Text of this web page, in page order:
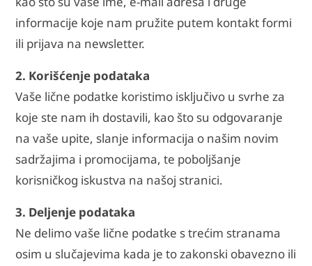
informacije koje nam pružite putem kontakt formi
ili prijava na newsletter.
2. Korišćenje podataka
Vaše lične podatke koristimo isključivo u svrhe za
koje ste nam ih dostavili, kao što su odgovaranje
na vaše upite, slanje informacija o našim novim
sadržajima i promocijama, te poboljšanje
korisničkog iskustva na našoj stranici.
3. Deljenje podataka
Ne delimo vaše lične podatke s trećim stranama
osim u slučajevima kada je to zakonski obavezno ili